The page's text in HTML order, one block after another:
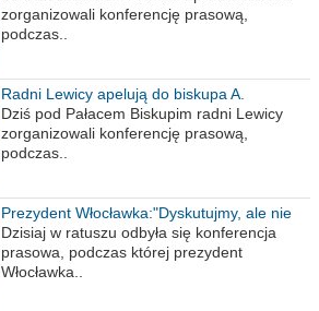
zorganizowali konferencję prasową,
podczas..
Radni Lewicy apelują do biskupa A.
Wiesława Meringa
Dziś pod Pałacem Biskupim radni Lewicy
zorganizowali konferencję prasową,
podczas..
Prezydent Włocławka:"Dyskutujmy, ale nie
obrażajmy się”
Dzisiaj w ratuszu odbyła się konferencja
prasowa, podczas której prezydent
Włocławka..